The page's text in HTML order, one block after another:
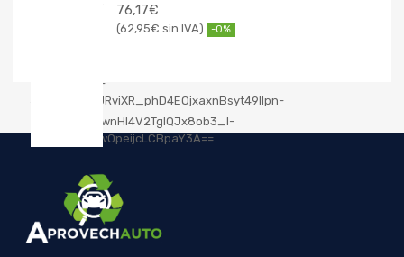
76,17€
62,95€ -0%